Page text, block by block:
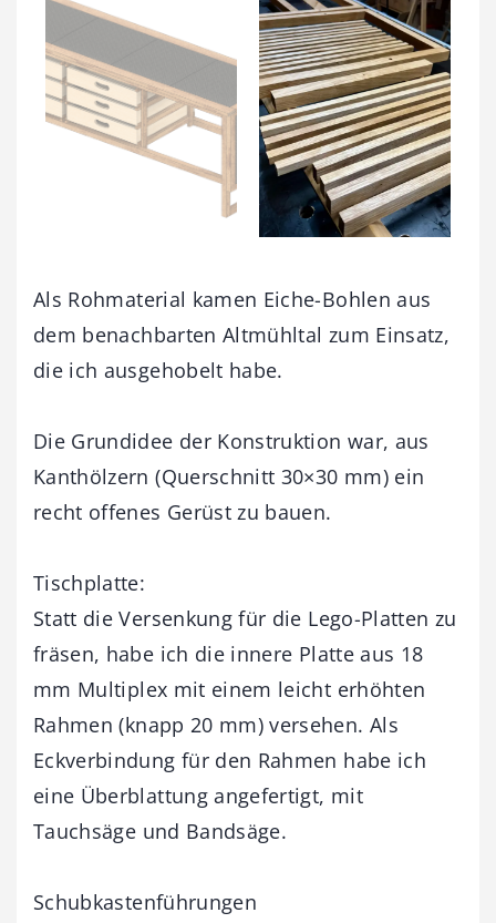
Als Rohmaterial kamen Eiche-Bohlen aus
dem benachbarten Altmühltal zum Einsatz,
die ich ausgehobelt habe.
Die Grundidee der Konstruktion war, aus
Kanthölzern (Querschnitt 30×30 mm) ein
recht offenes Gerüst zu bauen.
Tischplatte:
Statt die Versenkung für die Lego-Platten zu
fräsen, habe ich die innere Platte aus 18
mm Multiplex mit einem leicht erhöhten
Rahmen (knapp 20 mm) versehen. Als
Eckverbindung für den Rahmen habe ich
eine Überblattung angefertigt, mit
Tauchsäge und Bandsäge.
Schubkastenführungen